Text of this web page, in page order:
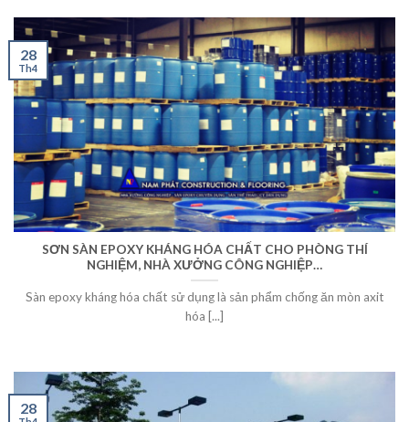
SƠN SÀN EPOXY KHÁNG HÓA CHẤT CHO PHÒNG THÍ
NGHIỆM, NHÀ XƯỞNG CÔNG NGHIỆP…
Sàn epoxy kháng hóa chất sử dụng là sản phẩm chống ăn mòn axit
hóa [...]
28
Th4
28